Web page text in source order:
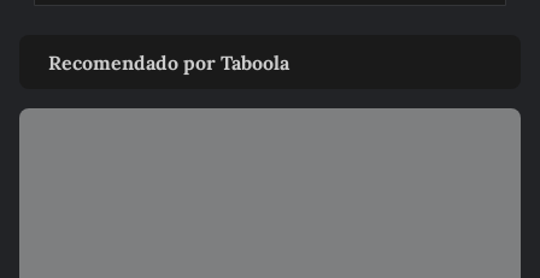
Mariana Aydar recebe Chico César no
Recomendado por Taboola